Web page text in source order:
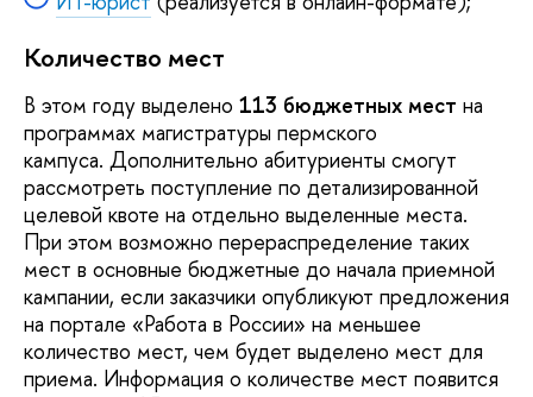
Количество мест
В этом году выделено 113 бюджетных мест на
программах магистратуры пермского
кампуса. Дополнительно абитуриенты смогут
рассмотреть поступление по детализированной
целевой квоте на отдельно выделенные места.
При этом возможно перераспределение таких
мест в основные бюджетные до начала приемной
кампании, если заказчики опубликуют предложения
на портале «Работа в России» на меньшее
количество мест, чем будет выделено мест для
приема. Информация о количестве мест появится